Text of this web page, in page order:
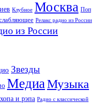
Клубное Москва Поп
Релакс радио из России
из России
Звезды
МедиаМузыка
и рэпа Радио с классической